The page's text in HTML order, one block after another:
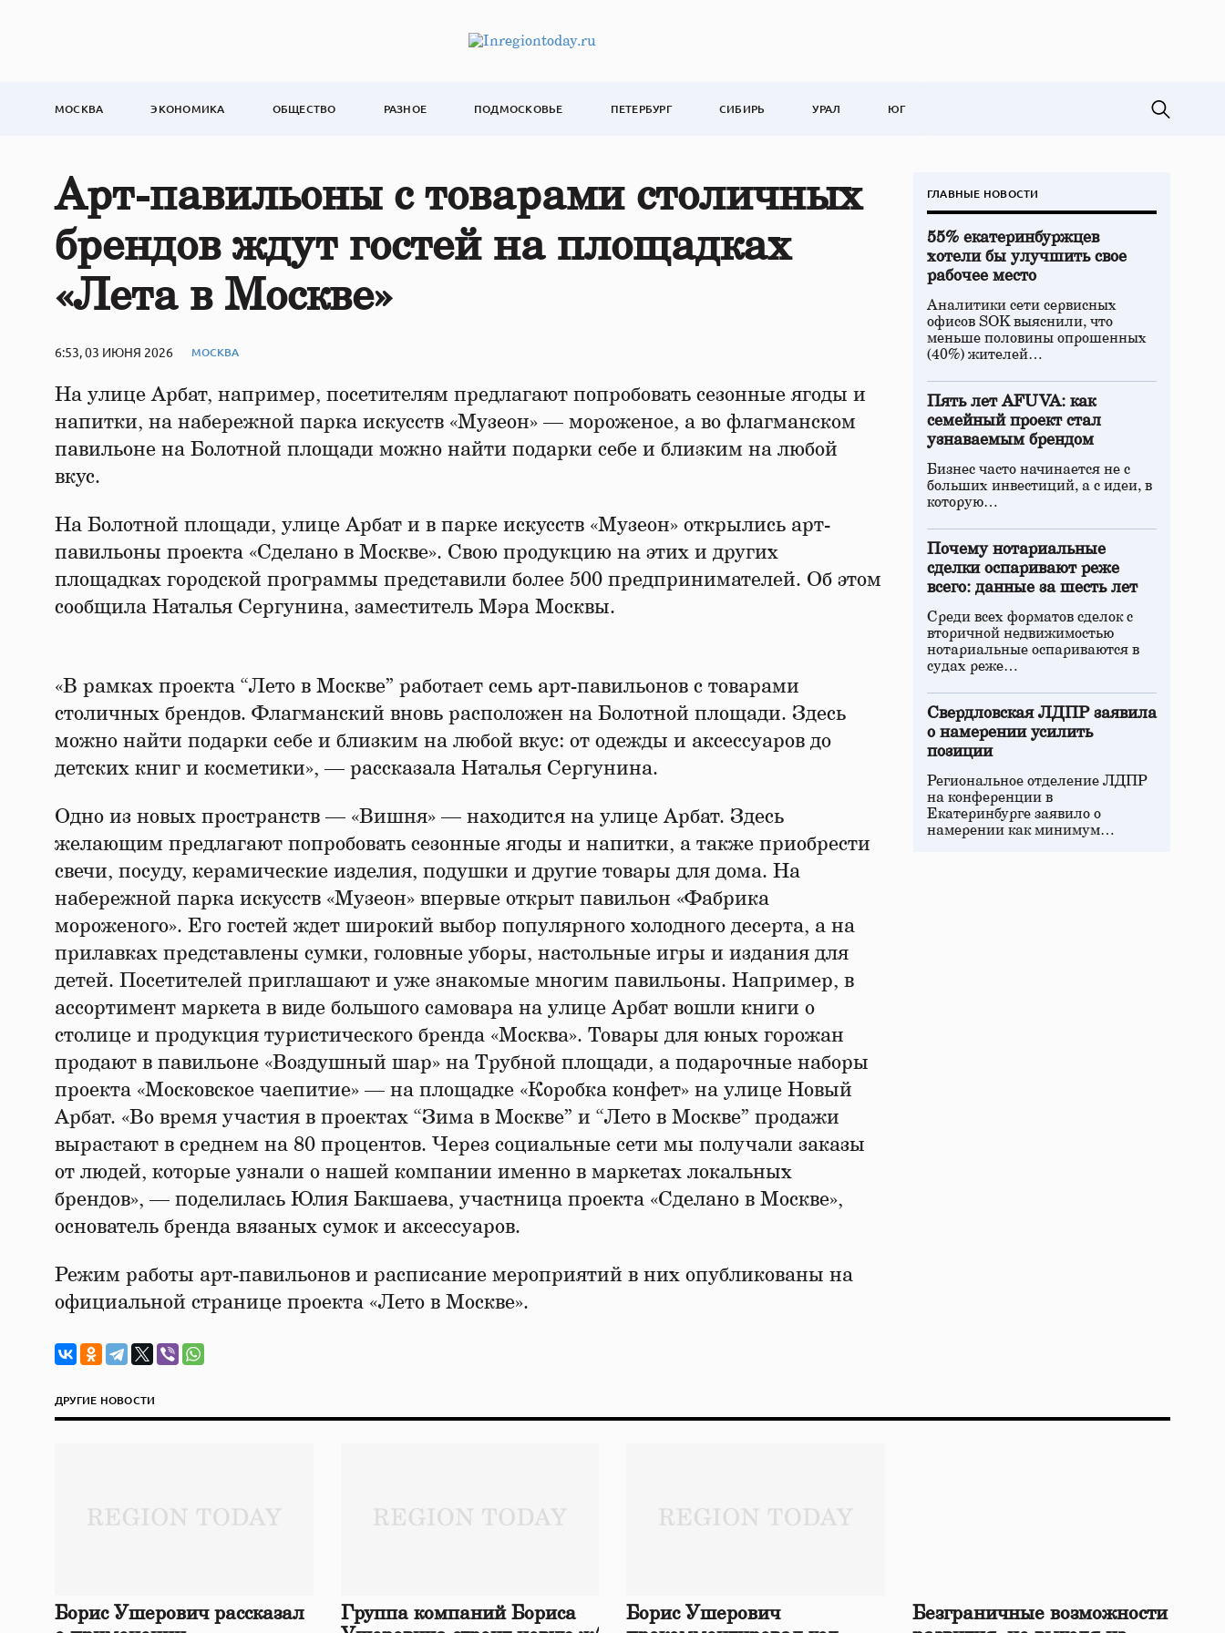
МОСКВА ЭКОНОМИКА ОБЩЕСТВО РАЗНОЕ ПОДМОСКОВЬЕ ПЕТЕРБУРГ СИБИРЬ УРАЛ ЮГ
Арт-павильоны с товарами столичных
брендов ждут гостей на площадках
«Лета в Москве»
6:53, 03 ИЮНЯ 2026 МОСКВА
На улице Арбат, например, посетителям предлагают попробовать сезонные ягоды и
напитки, на набережной парка искусств «Музеон» — мороженое, а во флагманском
павильоне на Болотной площади можно найти подарки себе и близким на любой
вкус.
На Болотной площади, улице Арбат и в парке искусств «Музеон» открылись арт-
павильоны проекта «Сделано в Москве». Свою продукцию на этих и других
площадках городской программы представили более 500 предпринимателей. Об этом
сообщила Наталья Сергунина, заместитель Мэра Москвы.
«В рамках проекта “Лето в Москве” работает семь арт-павильонов с товарами
столичных брендов. Флагманский вновь расположен на Болотной площади. Здесь
можно найти подарки себе и близким на любой вкус: от одежды и аксессуаров до
детских книг и косметики», — рассказала Наталья Сергунина.
Одно из новых пространств — «Вишня» — находится на улице Арбат. Здесь
желающим предлагают попробовать сезонные ягоды и напитки, а также приобрести
свечи, посуду, керамические изделия, подушки и другие товары для дома. На
набережной парка искусств «Музеон» впервые открыт павильон «Фабрика
мороженого». Его гостей ждет широкий выбор популярного холодного десерта, а на
прилавках представлены сумки, головные уборы, настольные игры и издания для
детей. Посетителей приглашают и уже знакомые многим павильоны. Например, в
ассортимент маркета в виде большого самовара на улице Арбат вошли книги о
столице и продукция туристического бренда «Москва». Товары для юных горожан
продают в павильоне «Воздушный шар» на Трубной площади, а подарочные наборы
проекта «Московское чаепитие» — на площадке «Коробка конфет» на улице Новый
Арбат. «Во время участия в проектах “Зима в Москве” и “Лето в Москве” продажи
вырастают в среднем на 80 процентов. Через социальные сети мы получали заказы
от людей, которые узнали о нашей компании именно в маркетах локальных
брендов», — поделилась Юлия Бакшаева, участница проекта «Сделано в Москве»,
основатель бренда вязаных сумок и аксессуаров.
Режим работы арт-павильонов и расписание мероприятий в них опубликованы на
официальной странице проекта «Лето в Москве».
ГЛАВНЫЕ НОВОСТИ
55% екатеринбуржцев
хотели бы улучшить свое
рабочее место
Аналитики сети сервисных
офисов SOK выяснили, что
меньше половины опрошенных
(40%) жителей…
Пять лет AFUVA: как
семейный проект стал
узнаваемым брендом
Бизнес часто начинается не с
больших инвестиций, а с идеи, в
которую…
Почему нотариальные
сделки оспаривают реже
всего: данные за шесть лет
Среди всех форматов сделок с
вторичной недвижимостью
нотариальные оспариваются в
судах реже…
Свердловская ЛДПР заявила
о намерении усилить
позиции
Региональное отделение ЛДПР
на конференции в
Екатеринбурге заявило о
намерении как минимум…
ДРУГИЕ НОВОСТИ
Борис Ушерович рассказал
Группа компаний Бориса
Борис Ушерович
Безграничные возможности